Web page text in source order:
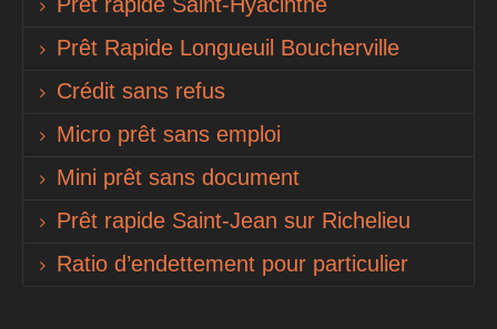
Prêt Rapide Longueuil Boucherville
Crédit sans refus
Micro prêt sans emploi
Mini prêt sans document
Prêt rapide Saint-Jean sur Richelieu
Ratio d’endettement pour particulier